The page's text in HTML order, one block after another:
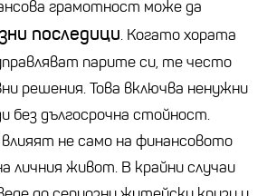
грамотност може да
последици. Когато хората
парите си, те често
решения. Това включва ненужни
без дългосрочна стойност.
не само на финансовото
личния живот. В крайни случаи